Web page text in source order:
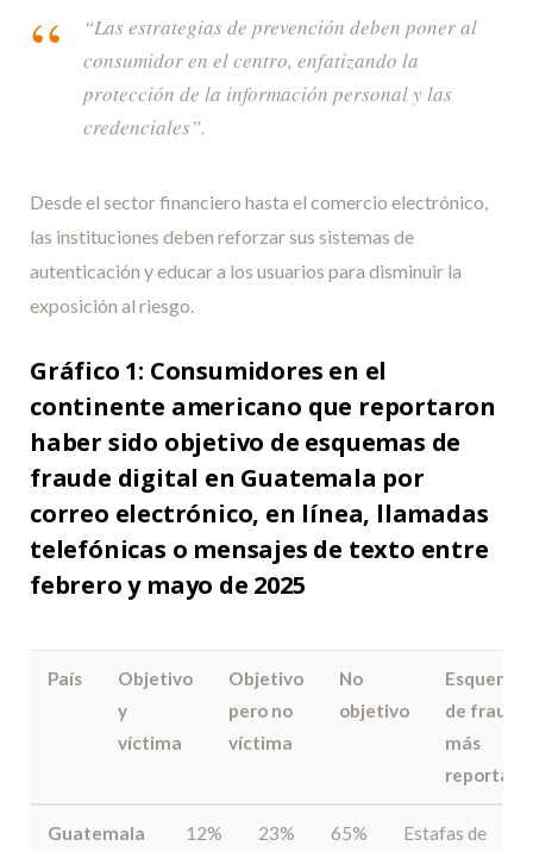
“Las estrategias de prevención deben poner al
consumidor en el centro, enfatizando la
protección de la información personal y las
credenciales”.
Desde el sector financiero hasta el comercio electrónico,
las instituciones deben reforzar sus sistemas de
autenticación y educar a los usuarios para disminuir la
exposición al riesgo.
Gráfico 1: Consumidores en el
continente americano que reportaron
haber sido objetivo de esquemas de
fraude digital en Guatemala por
correo electrónico, en línea, llamadas
telefónicas o mensajes de texto entre
febrero y mayo de 2025
País
Objetivo
y
víctima
Objetivo
pero no
víctima
No
objetivo
Esquema
de fraude
más
reportado
Guatemala 12% 23% 65%
Estafas de